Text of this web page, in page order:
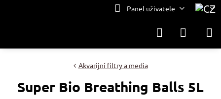
Panel uživatele
Akvarijní filtry a media
Super Bio Breathing Balls 5L